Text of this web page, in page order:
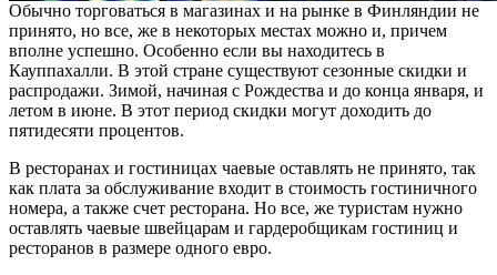
Обычно торговаться в магазинах и на рынке в Финляндии не
принято, но все, же в некоторых местах можно и, причем
вполне успешно. Особенно если вы находитесь в
Кауппахалли. В этой стране существуют сезонные скидки и
распродажи. Зимой, начиная с Рождества и до конца января, и
летом в июне. В этот период скидки могут доходить до
пятидесяти процентов.
В ресторанах и гостиницах чаевые оставлять не принято, так
как плата за обслуживание входит в стоимость гостиничного
номера, а также счет ресторана. Но все, же туристам нужно
оставлять чаевые швейцарам и гардеробщикам гостиниц и
ресторанов в размере одного евро.